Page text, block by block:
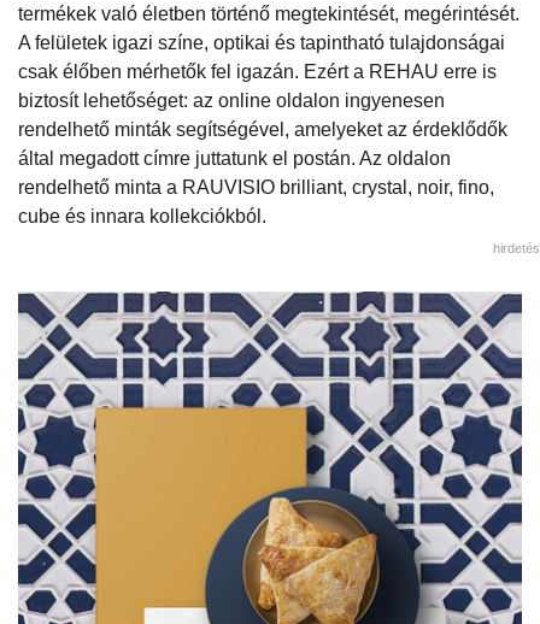
termékek való életben történő megtekintését, megérintését.
A felületek igazi színe, optikai és tapintható tulajdonságai
csak élőben mérhetők fel igazán. Ezért a REHAU erre is
biztosít lehetőséget: az online oldalon ingyenesen
rendelhető minták segítségével, amelyeket az érdeklődők
által megadott címre juttatunk el postán. Az oldalon
rendelhető minta a RAUVISIO brilliant, crystal, noir, fino,
cube és innara kollekciókból.
hirdetés